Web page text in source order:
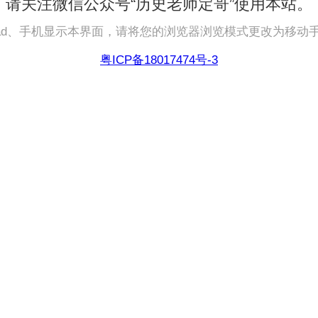
请关注微信公众号“历史老师定哥”使用本站。
、手机显示本界面，请将您的浏览器浏览模式更改为移动
粤ICP备18017474号-3